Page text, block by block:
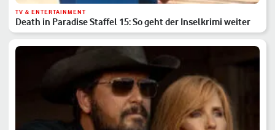
TV & ENTERTAINMENT
Death in Paradise Staffel 15: So geht der Inselkrimi weiter